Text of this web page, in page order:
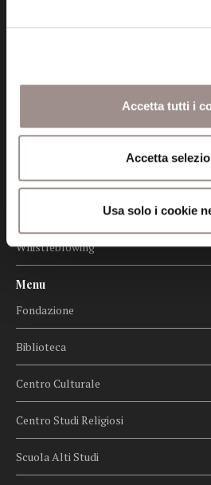
Accetta tutti i
Accetta
Usa solo i cookie
Cookie policy
Whistleblowing
Menu
Fondazione
Biblioteca
Centro Culturale
Centro Studi Religiosi
Scuola Alti Studi